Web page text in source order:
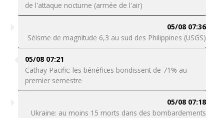
de l'attaque nocturne (armée de l'air)
05/08 07:36
Séisme de magnitude 6,3 au sud des Philippines (USGS)
05/08 07:21
Cathay Pacific: les bénéfices bondissent de 71% au
premier semestre
05/08 07:18
Ukraine: au moins 15 morts dans des bombardements